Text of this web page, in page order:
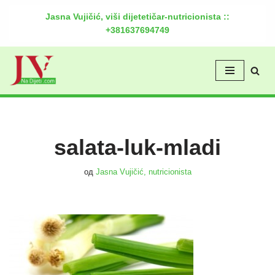
Jasna Vujičić, viši dijetetičar-nutricionista ::
+381637694749
salata-luk-mladi
од Jasna Vujičić, nutricionista